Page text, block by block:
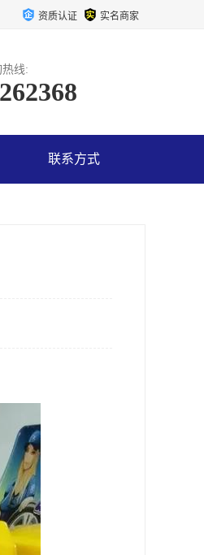
资质认证 实名商家
线:
联系方式